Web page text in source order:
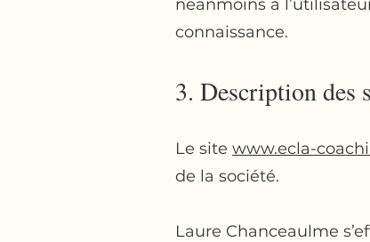
néanmoins à
connaissance.
3. Description des
Le site www.ecla-
de la société.
Laure Chanceaulme